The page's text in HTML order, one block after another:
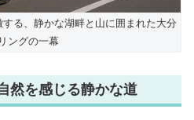
る、静かな湖畔と山に囲まれた大分
ングの一幕
然を感じる静かな道